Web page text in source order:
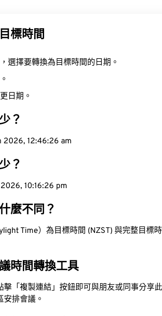
標時間
選擇要轉換為目標時間的日期。
日期。
？
2026, 12:46:27 am
？
10:16:27 pm
麼不同？
Time）為目標時間 (NZST) 與完整目標
時間轉換工具
「複製連結」按鈕即可與朋友或同事分享
排會議。